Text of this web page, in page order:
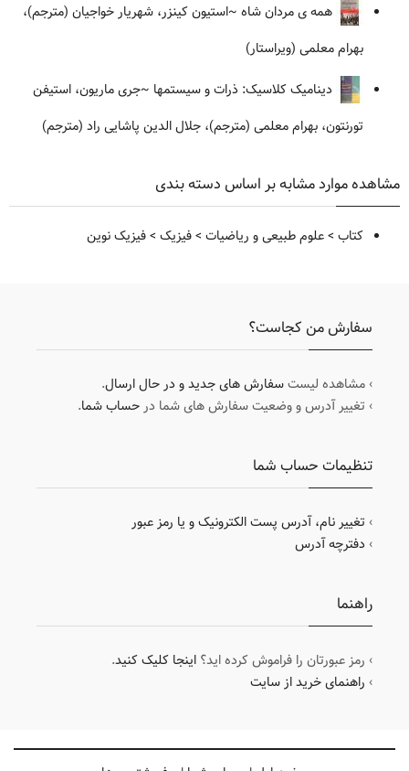
همه ی مردان شاه ~استیون کینزر، شهریار خواجیان (مترجم)،
بهرام معلمی (ویراستار)
دینامیک کلاسیک: ذرات و سیستمها ~جری ماریون، استیفن
تورنتون، بهرام معلمی (مترجم)، جلال الدین پاشایی راد (مترجم)
مشاهده موارد مشابه بر اساس دسته بندی
کتاب >علوم طبیعی و ریاضیات >فیزیک >فیزیک نوین
سفارش من کجاست؟
› مشاهده لیستسفارش های جدید و در حال ارسال.
› تغییر آدرس و وضعیت سفارش های شما درحساب شما.
تنظیمات حساب شما
› تغییر نام، آدرس پست الکترونیک و یا رمز عبور
› دفترچه آدرس
راهنما
› رمز عبورتان را فراموش کرده اید؟ اینجا کلیک کنید.
› راهنمای خرید از سایت